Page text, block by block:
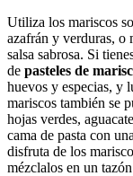
Utiliza los mariscos
azafrán y verduras, o
salsa sabrosa. Si
de pasteles de
huevos y especias, y
mariscos también se
hojas verdes,
cama de pasta con
disfruta de los
mézclalos en un